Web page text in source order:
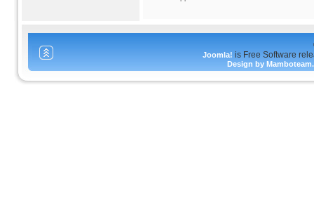
Joomla! is Free Software
Design by